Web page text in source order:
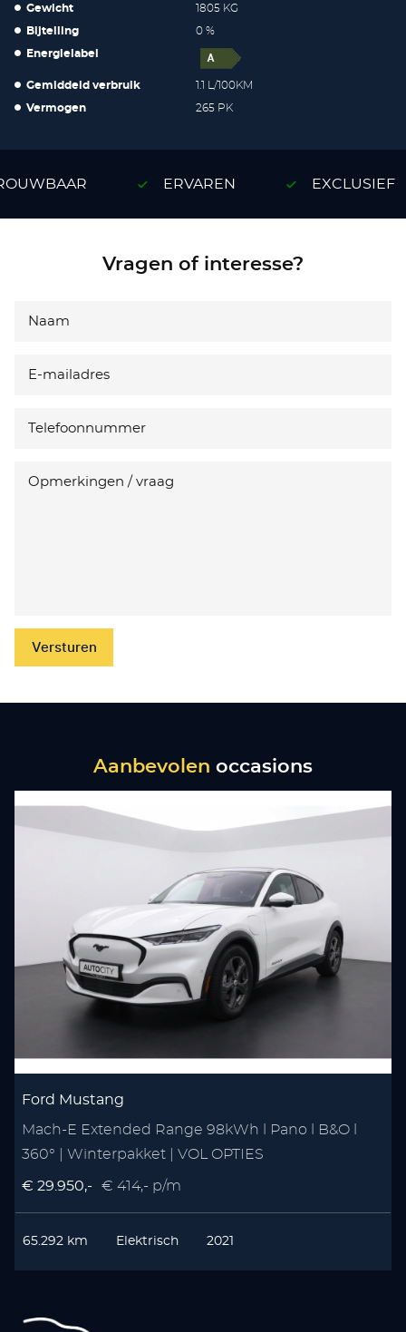
Gewicht 1805 KG
Bijtelling 0 %
Energielabel
Gemiddeld verbruik 1.1 L/100KM
Vermogen 265 PK
ERVAREN EXCLUSIEF
Vragen of interesse?
Versturen
Aanbevolen occasions
Ford Mustang
Mach-E Extended Range 98kWh l Pano l B&O l
360° | Winterpakket | VOL OPTIES
€ 29.950,- € 414,- p/m
65.292 km Elektrisch 2021